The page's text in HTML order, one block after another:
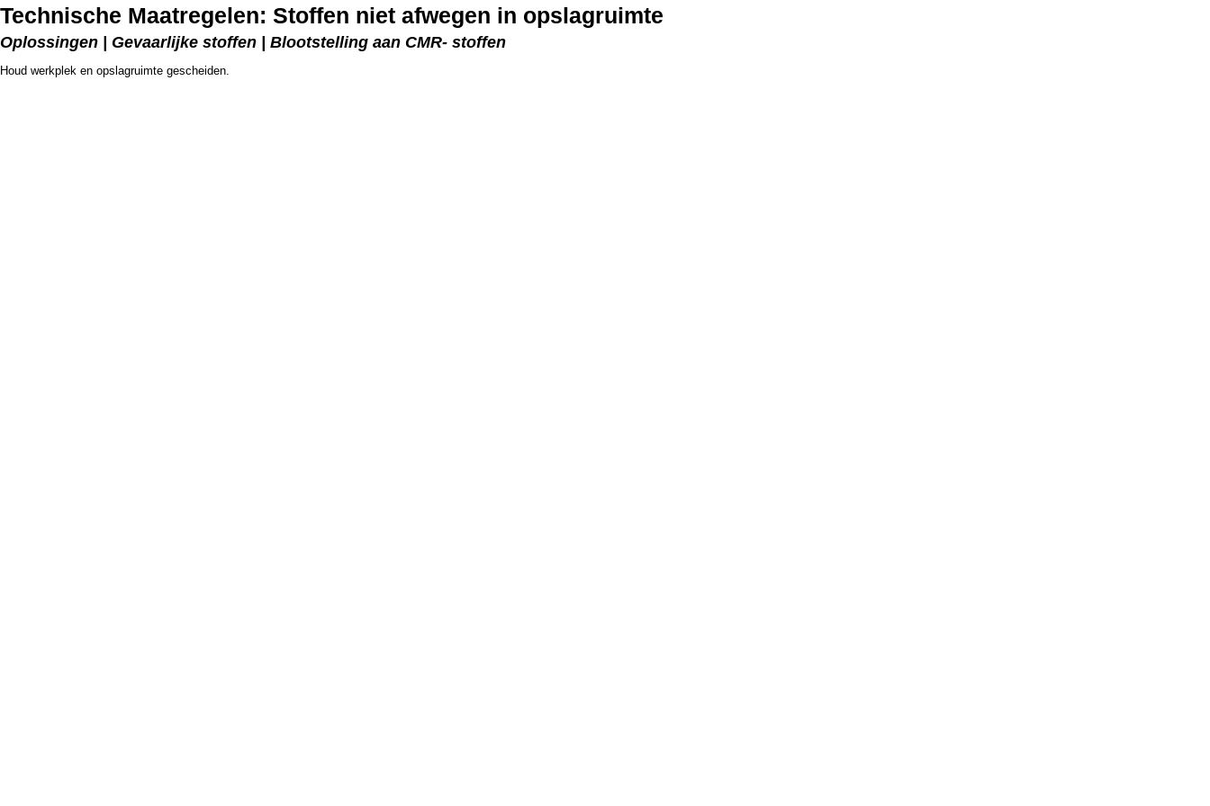
Technische Maatregelen: Stoffen niet afwegen in opslagruimte
Oplossingen | Gevaarlijke stoffen | Blootstelling aan CMR- stoffen
Houd werkplek en opslagruimte gescheiden.